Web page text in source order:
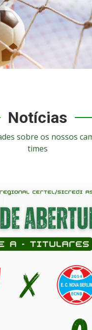
Notícias
sobre os nossos
times